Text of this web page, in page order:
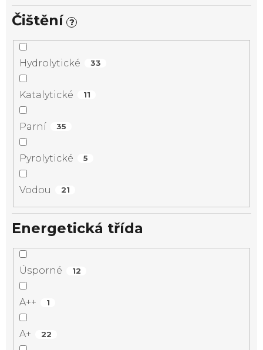
Čištění ?
Hydrolytické 33
Katalytické 11
Parní 35
Pyrolytické 5
Vodou 21
Energetická třída
Úsporné 12
A++ 1
A+ 22